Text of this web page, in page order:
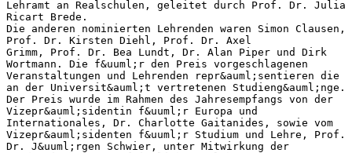
Lehramt an Realschulen, geleitet durch Prof. Dr. Julia
Ricart Brede.
Die anderen nominierten Lehrenden waren Simon Clausen,
Prof. Dr. Kirsten Diehl, Prof. Dr. Axel
Grimm, Prof. Dr. Bea Lundt, Dr. Alan Piper und Dirk
Wortmann. Die f&uuml;r den Preis vorgeschlagenen
Veranstaltungen und Lehrenden repr&auml;sentieren die
an der Universit&auml;t vertretenen Studieng&auml;nge.
Der Preis wurde im Rahmen des Jahresempfangs von der
Vizepr&auml;sidentin f&uuml;r Europa und
Internationales, Dr. Charlotte Gaitanides, sowie vom
Vizepr&auml;sidenten f&uuml;r Studium und Lehre, Prof.
Dr. J&uuml;rgen Schwier, unter Mitwirkung der